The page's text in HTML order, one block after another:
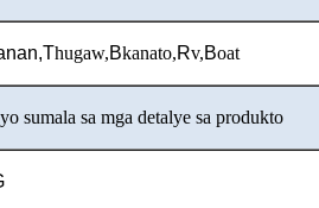
Thugaw,Bkanato,Rv,Boat
sumala sa mga detalye sa produkto